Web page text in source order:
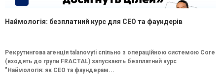
Наймологія: безплатний курс для CEO та фаундерів
Рекрутингова агенція talanovyti спільно з операційною системою Core
(входять до групи FRACTAL) запускають безплатний курс
"Наймологія: як СEO та фаундерам...